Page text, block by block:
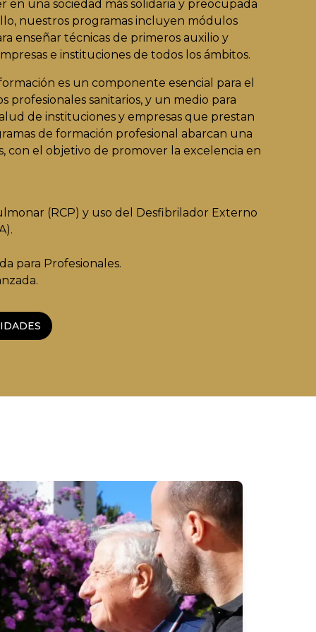
una sociedad más solidaria y preocupada
nuestros programas incluyen módulos
enseñar técnicas de primeros auxilio y
e instituciones de todos los ámbitos.
es un componente esencial para el
profesionales sanitarios, y un medio para
de instituciones y empresas que prestan
de formación profesional abarcan una
con el objetivo de promover la excelencia en
(RCP) y uso del Desfibrilador Externo
para Profesionales.